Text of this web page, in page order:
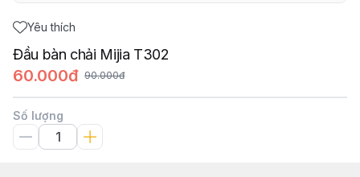
Yêu thích
Đầu bàn chải Mijia T302
60.000đ 90.000đ
Số lượng